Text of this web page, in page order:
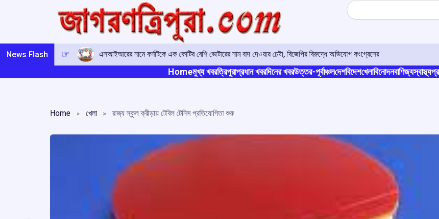
Search
News Flash এসআইআরের নামে কর্নাটকে এক কোটির বেশি ভোটারের নাম বাদ দেওয়ার চেষ্টা, বিজেপির বিরুদ্ধে অভিযোগ কংগ্রেসের
Homeমুখ্য খবরত্রিপুরাপ্রধান খবরদিনের খবরউত্তর-পূর্বাঞ্চলদেশবিদেশখেলাবিনোদনবাণিজ্যস্বাস্থ্য
Home খেলা রাজ্য স্কুল ক্রীড়ায় টেবিল টেনিস প্রতিযোগিতা শুরু